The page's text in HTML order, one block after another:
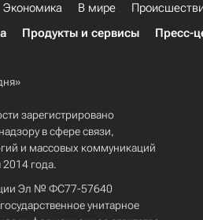
Экономика В мире
Продукты и сервисы Пресс-
зарегистрировано
в сфере связи,
и массовых коммуникаций
года.
Эл № ФС77-57640
унитарное